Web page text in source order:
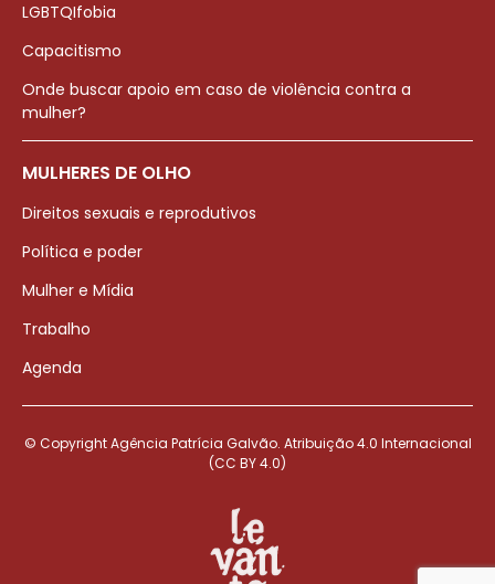
LGBTQIfobia
Capacitismo
Onde buscar apoio em caso de violência contra a
mulher?
MULHERES DE OLHO
Direitos sexuais e reprodutivos
Política e poder
Mulher e Mídia
Trabalho
Agenda
© Copyright Agência Patrícia Galvão. Atribuição 4.0 Internacional
(CC BY 4.0)